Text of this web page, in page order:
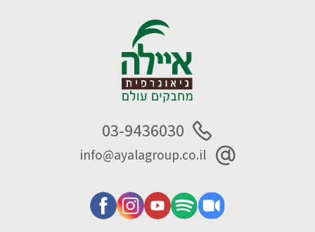
03-9436030
info@ayalagroup.co.il